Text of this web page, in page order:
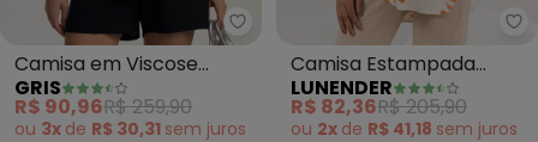
Gris - Camisa em Viscose
Camisa em Viscose
Estampada (Preto)
GRIS
R$ 90,96R$ 259,90
ou 3x de R$ 30,31 sem juros
Camisa Estampada
Alongada com Mangas
3/4 (Amarelo)
LUNENDER
R$ 82,36R$ 205,90
ou 2x de R$ 41,18 sem juros